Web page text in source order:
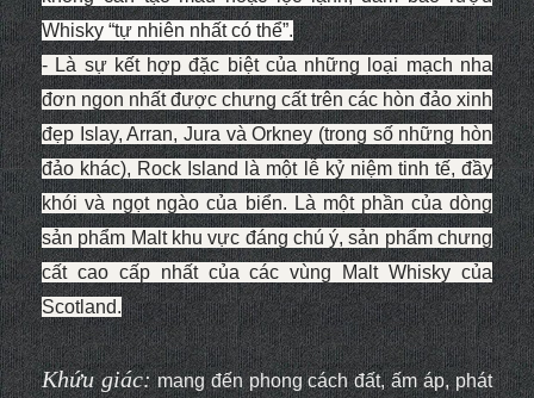
Whisky “tự nhiên nhất có thể”.
- Là sự kết hợp đặc biệt của những loại mạch nha
đơn ngon nhất được chưng cất trên các hòn đảo xinh
đẹp Islay, Arran, Jura và Orkney (trong số những hòn
đảo khác), Rock Island là một lễ kỷ niệm tinh tế, đầy
khói và ngọt ngào của biển. Là một phần của dòng
sản phẩm Malt khu vực đáng chú ý, sản phẩm chưng
cất cao cấp nhất của các vùng Malt Whisky của
Scotland.
Khứu giác:mang đến phong cách đất, ấm áp, phát